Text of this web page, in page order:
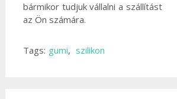
bármikor tudjuk vállalni a szállítást
az Ön számára.
Tags: gumi, szilikon